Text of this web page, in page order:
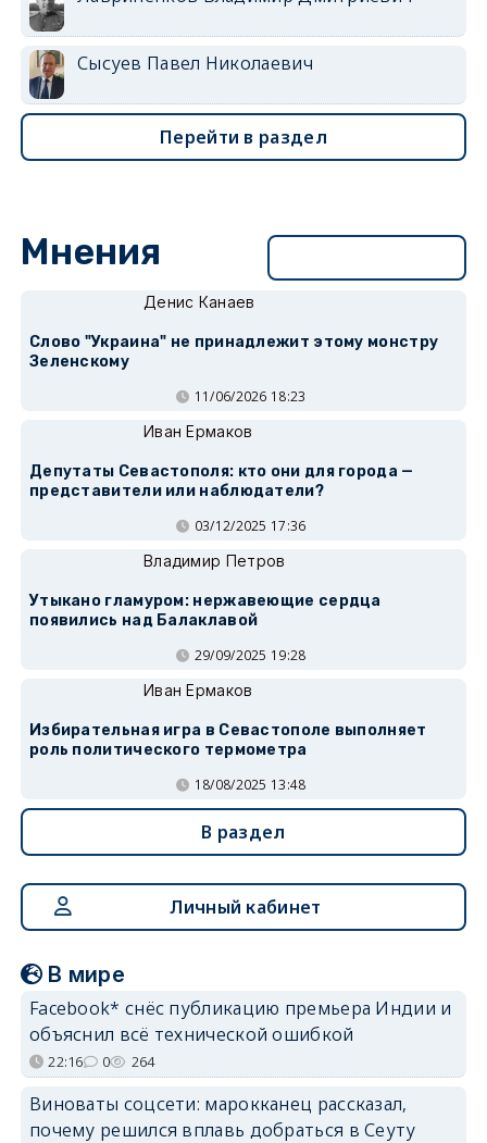
Сысуев Павел Николаевич
Перейти в раздел
Мнения
Денис Канаев
Слово "Украина" не принадлежит этому монстру
Зеленскому
11/06/2026 18:23
Иван Ермаков
Депутаты Севастополя: кто они для города —
представители или наблюдатели?
03/12/2025 17:36
Владимир Петров
Утыкано гламуром: нержавеющие сердца
появились над Балаклавой
29/09/2025 19:28
Иван Ермаков
Избирательная игра в Севастополе выполняет
роль политического термометра
18/08/2025 13:48
В раздел
Личный кабинет
В мире
Facebook* снёс публикацию премьера Индии и
объяснил всё технической ошибкой
22:16 0 264
Виноваты соцсети: марокканец рассказал,
почему решился вплавь добраться в Сеуту